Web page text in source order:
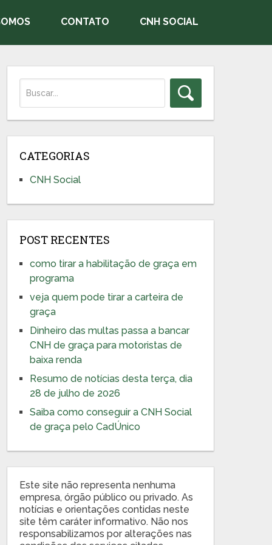
CONTATO CNH SOCIAL
CATEGORIAS
CNH Social
POST RECENTES
como tirar a habilitação de graça em
programa
veja quem pode tirar a carteira de
graça
Dinheiro das multas passa a bancar
CNH de graça para motoristas de
baixa renda
Resumo de notícias desta terça, dia
28 de julho de 2026
Saiba como conseguir a CNH Social
de graça pelo CadÚnico
Este site não representa nenhuma
empresa, órgão público ou privado. As
notícias e orientações contidas neste
site têm caráter informativo. Não nos
responsabilizamos por alterações nas